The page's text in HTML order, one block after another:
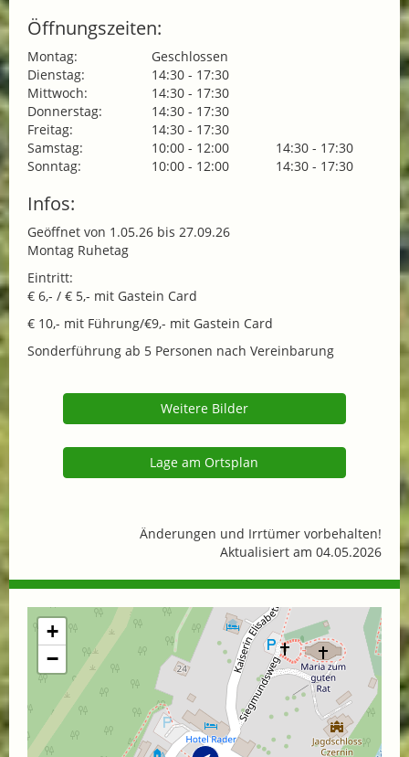
Öffnungszeiten:
Montag:
Geschlossen
Dienstag:
14:30 - 17:30
Mittwoch:
14:30 - 17:30
Donnerstag:
14:30 - 17:30
Freitag:
14:30 - 17:30
Samstag:
10:00 - 12:00
14:30 - 17:30
Sonntag:
10:00 - 12:00 14:30 - 17:30
Infos:
Geöffnet von 1.05.26 bis 27.09.26
Montag Ruhetag
Eintritt:
€ 6,- / € 5,- mit Gastein Card
€ 10,- mit Führung/€9,- mit Gastein Card
Sonderführung ab 5 Personen nach Vereinbarung
Weitere Bilder
Lage am Ortsplan
Änderungen und Irrtümer vorbehalten!
Aktualisiert am 04.05.2026
+
−